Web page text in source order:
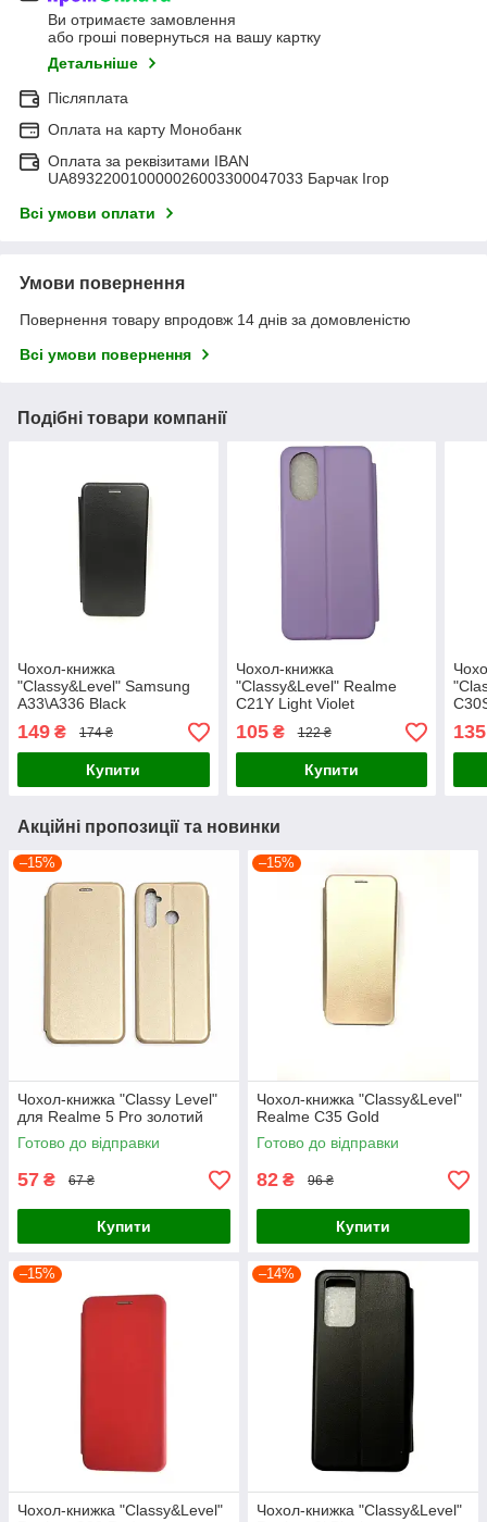
Ви отримаєте замовлення
або гроші повернуться на вашу картку
Детальніше
Післяплата
Оплата на карту Монобанк
Оплата за реквізитами IBAN
UA893220010000026003300047033 Барчак Ігор
Всі умови оплати
Умови повернення
Повернення товару впродовж 14 днів за домовленістю
Всі умови повернення
Подібні товари компанії
Чохол-книжка
"Classy&Level" Samsung
A33\A336 Black
149 ₴ 174 ₴
Купити
Чохол-книжка
"Classy&Level" Realme
C21Y Light Violet
105₴ 122 ₴
Купити
135
Акційні пропозиції та новинки
–15%
Чохол-книжка "Classy Level"
для Realme 5 Pro золотий
Готово до відправки
57 ₴ 67 ₴
Купити
–15%
Чохол-книжка "Classy&Level"
Realme C35 Gold
Готово до відправки
82 ₴ 96 ₴
Купити
–15%
Чохол-книжка "Classy&Level"
–14%
Чохол-книжка "Classy&Level"